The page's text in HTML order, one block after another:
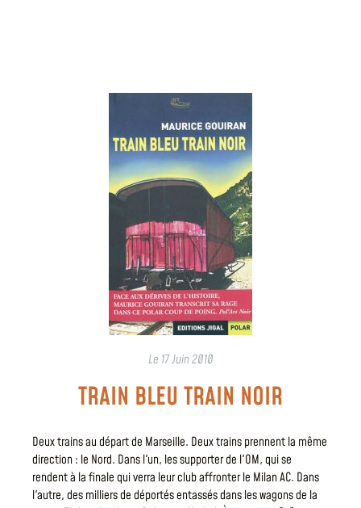
Le 17 Juin 2010
TRAIN BLEU TRAIN NOIR
Deux trains au départ de Marseille. Deux trains prennent la même
direction : le Nord. Dans l'un, les supporter de l'OM, qui se
rendent à la finale qui verra leur club affronter le Milan AC. Dans
l'autre, des milliers de déportés entassés dans les wagons de la